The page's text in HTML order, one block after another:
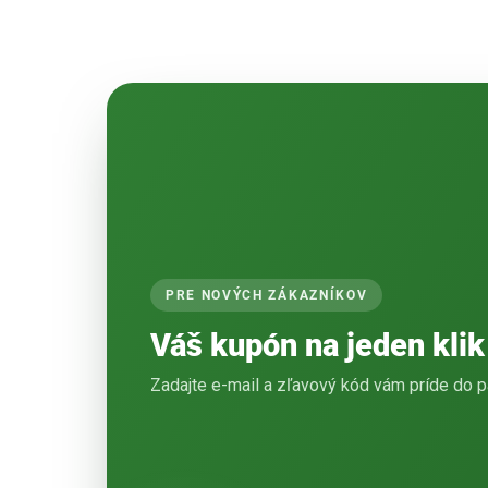
PRE NOVÝCH ZÁKAZNÍKOV
Váš kupón na jeden klik
Zadajte e-mail a zľavový kód vám príde do